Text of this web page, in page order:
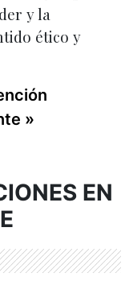
y la
ético y
»
EN